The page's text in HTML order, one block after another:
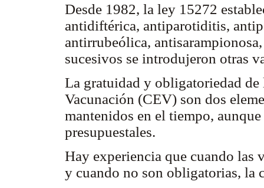
Desde 1982, la ley 15272
antidiftérica, antiparotiditis,
antirrubeólica,
sucesivos se introdujeron otras
La gratuidad y obligatoriedad de
Vacunación (CEV) son dos
mantenidos en el tiempo,
presupuestales.
Hay experiencia que cuando las
y cuando no son obligatorias, la